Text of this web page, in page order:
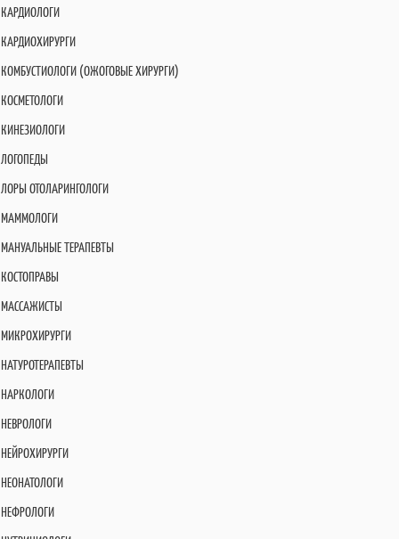
КАРДИОЛОГИ
КАРДИОХИРУРГИ
КОМБУСТИОЛОГИ (ОЖОГОВЫЕ ХИРУРГИ)
КОСМЕТОЛОГИ
КИНЕЗИОЛОГИ
ЛОГОПЕДЫ
ЛОРЫ ОТОЛАРИНГОЛОГИ
МАММОЛОГИ
МАНУАЛЬНЫЕ ТЕРАПЕВТЫ
КОСТОПРАВЫ
МАССАЖИСТЫ
МИКРОХИРУРГИ
НАТУРОТЕРАПЕВТЫ
НАРКОЛОГИ
НЕВРОЛОГИ
НЕЙРОХИРУРГИ
НЕОНАТОЛОГИ
НЕФРОЛОГИ